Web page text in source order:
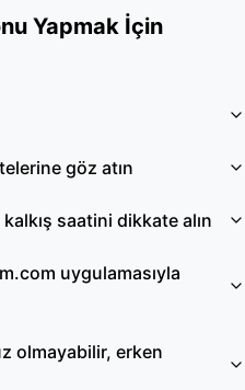
Yapmak İçin
göz atın
saatini dikkate alın
uygulamasıyla
olmayabilir, erken